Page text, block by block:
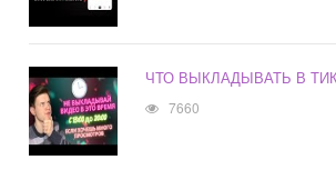
ЧТО ВЫКЛАДЫВАТЬ В
7660